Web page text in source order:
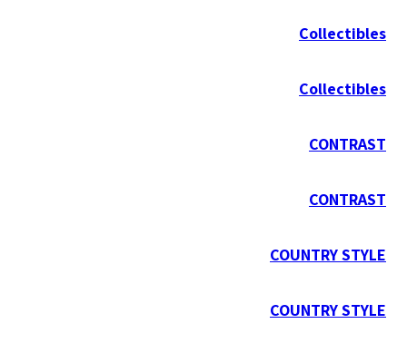
Collectibles
Collectibles
CONTRAST
CONTRAST
COUNTRY STYLE
COUNTRY STYLE